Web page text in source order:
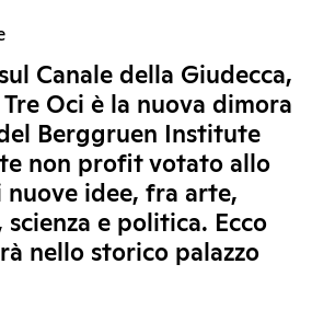
Canale della Giudecca,
Tre Oci è la nuova dimora
Berggruen Institute
non profit votato allo
nuove idee, fra arte,
e politica. Ecco
nello storico palazzo